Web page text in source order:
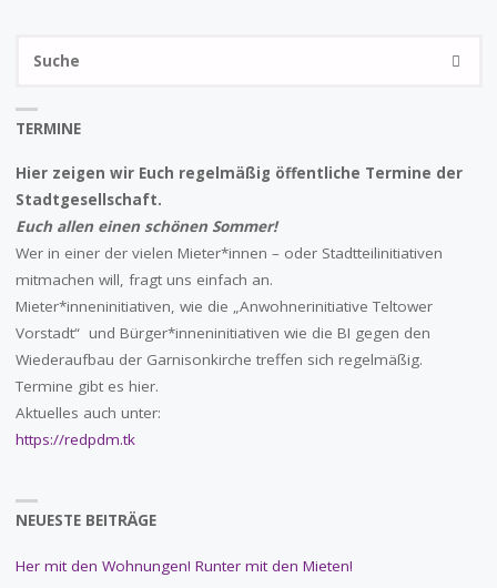
SUCHE
TERMINE
Hier zeigen wir Euch regelmäßig öffentliche Termine der
Stadtgesellschaft.
Euch allen einen schönen Sommer!
Wer in einer der vielen Mieter*innen – oder Stadtteilinitiativen
mitmachen will, fragt uns einfach an.
Mieter*inneninitiativen, wie die „Anwohnerinitiative Teltower
Vorstadt“ und Bürger*inneninitiativen wie die BI gegen den
Wiederaufbau der Garnisonkirche treffen sich regelmäßig.
Termine gibt es hier.
Aktuelles auch unter:
https://redpdm.tk
NEUESTE BEITRÄGE
Her mit den Wohnungen! Runter mit den Mieten!